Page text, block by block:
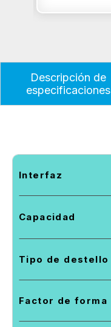
Descripción de
especificaciones
Interfaz
Capacidad
Tipo de destello
Factor de forma